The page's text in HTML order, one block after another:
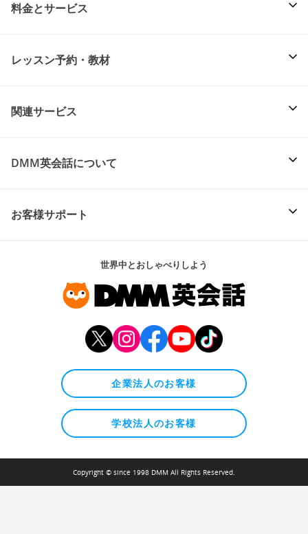
料金とサービス
レッスン予約・教材
関連サービス
DMM英会話について
お客様サポート
世界中とおしゃべりしよう
企業法人のお客様
学校法人のお客様
Copyright © since 1998 DMM All Rights Reserved.